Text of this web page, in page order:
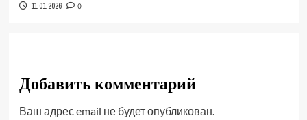
11.01.2026 0
Добавить комментарий
Ваш адрес email не будет опубликован.